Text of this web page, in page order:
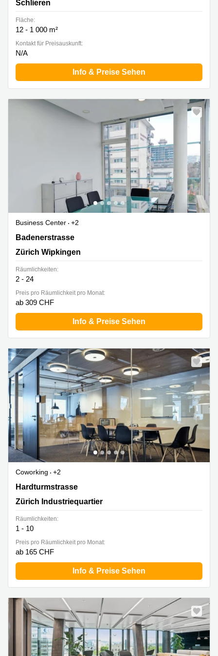
Schlieren
Fläche:
12 - 1 000 m²
Kontakt für Preisauskunft:
N/A
Info & Preise Sehen
Business Center
+2
Badenerstrasse 549,1. und 3. Stock, Zürich Wipkingen
Badenerstrasse
Zürich Wipkingen
Räumlichkeiten:
2 - 24
Preis pro Räumlichkeit pro Monat:
ab 309 CHF
Info & Preise Sehen
Coworking
+2
Hardturmstrasse 161, Zürich Industriequartier
Hardturmstrasse
Zürich Industriequartier
Räumlichkeiten:
1 - 10
Preis pro Räumlichkeit pro Monat:
ab 165 CHF
Info & Preise Sehen